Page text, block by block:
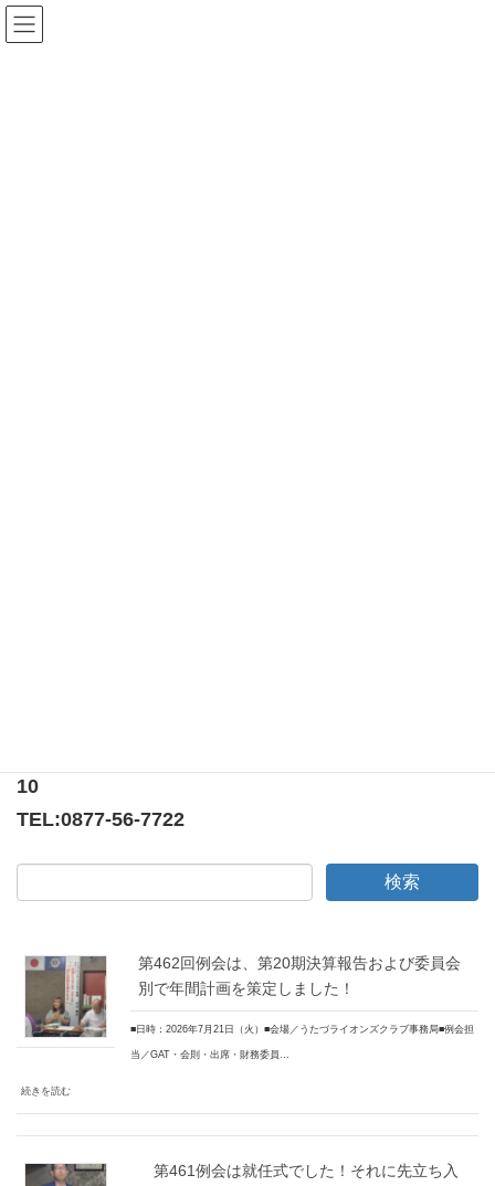
10
TEL:0877-56-7722
第462回例会は、第20期決算報告および委員会
別で年間計画を策定しました！
■日時：2026年7月21日（火）■会場／うたづライオンズクラブ事務局■例会担
当／GAT・会則・出席・財務委員…
続きを読む
第461例会は就任式でした！それに先立ち入